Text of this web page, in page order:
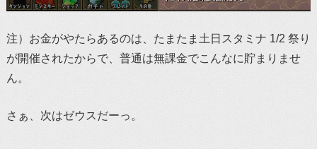
注）お金がやたらあるのは、たまたま土日スタミナ 1/2 祭り
が開催されたからで、普通は無課金でこんなに貯まりませ
ん。
さぁ、次はゼウスだーっ。